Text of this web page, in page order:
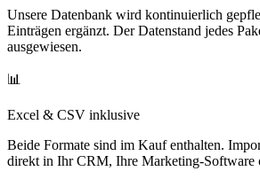
Unsere Datenbank wird kontinuierlich
Einträgen ergänzt. Der Datenstand jedes
ausgewiesen.
📊
Excel & CSV inklusive
Beide Formate sind im Kauf enthalten.
direkt in Ihr CRM, Ihre Marketing-Software